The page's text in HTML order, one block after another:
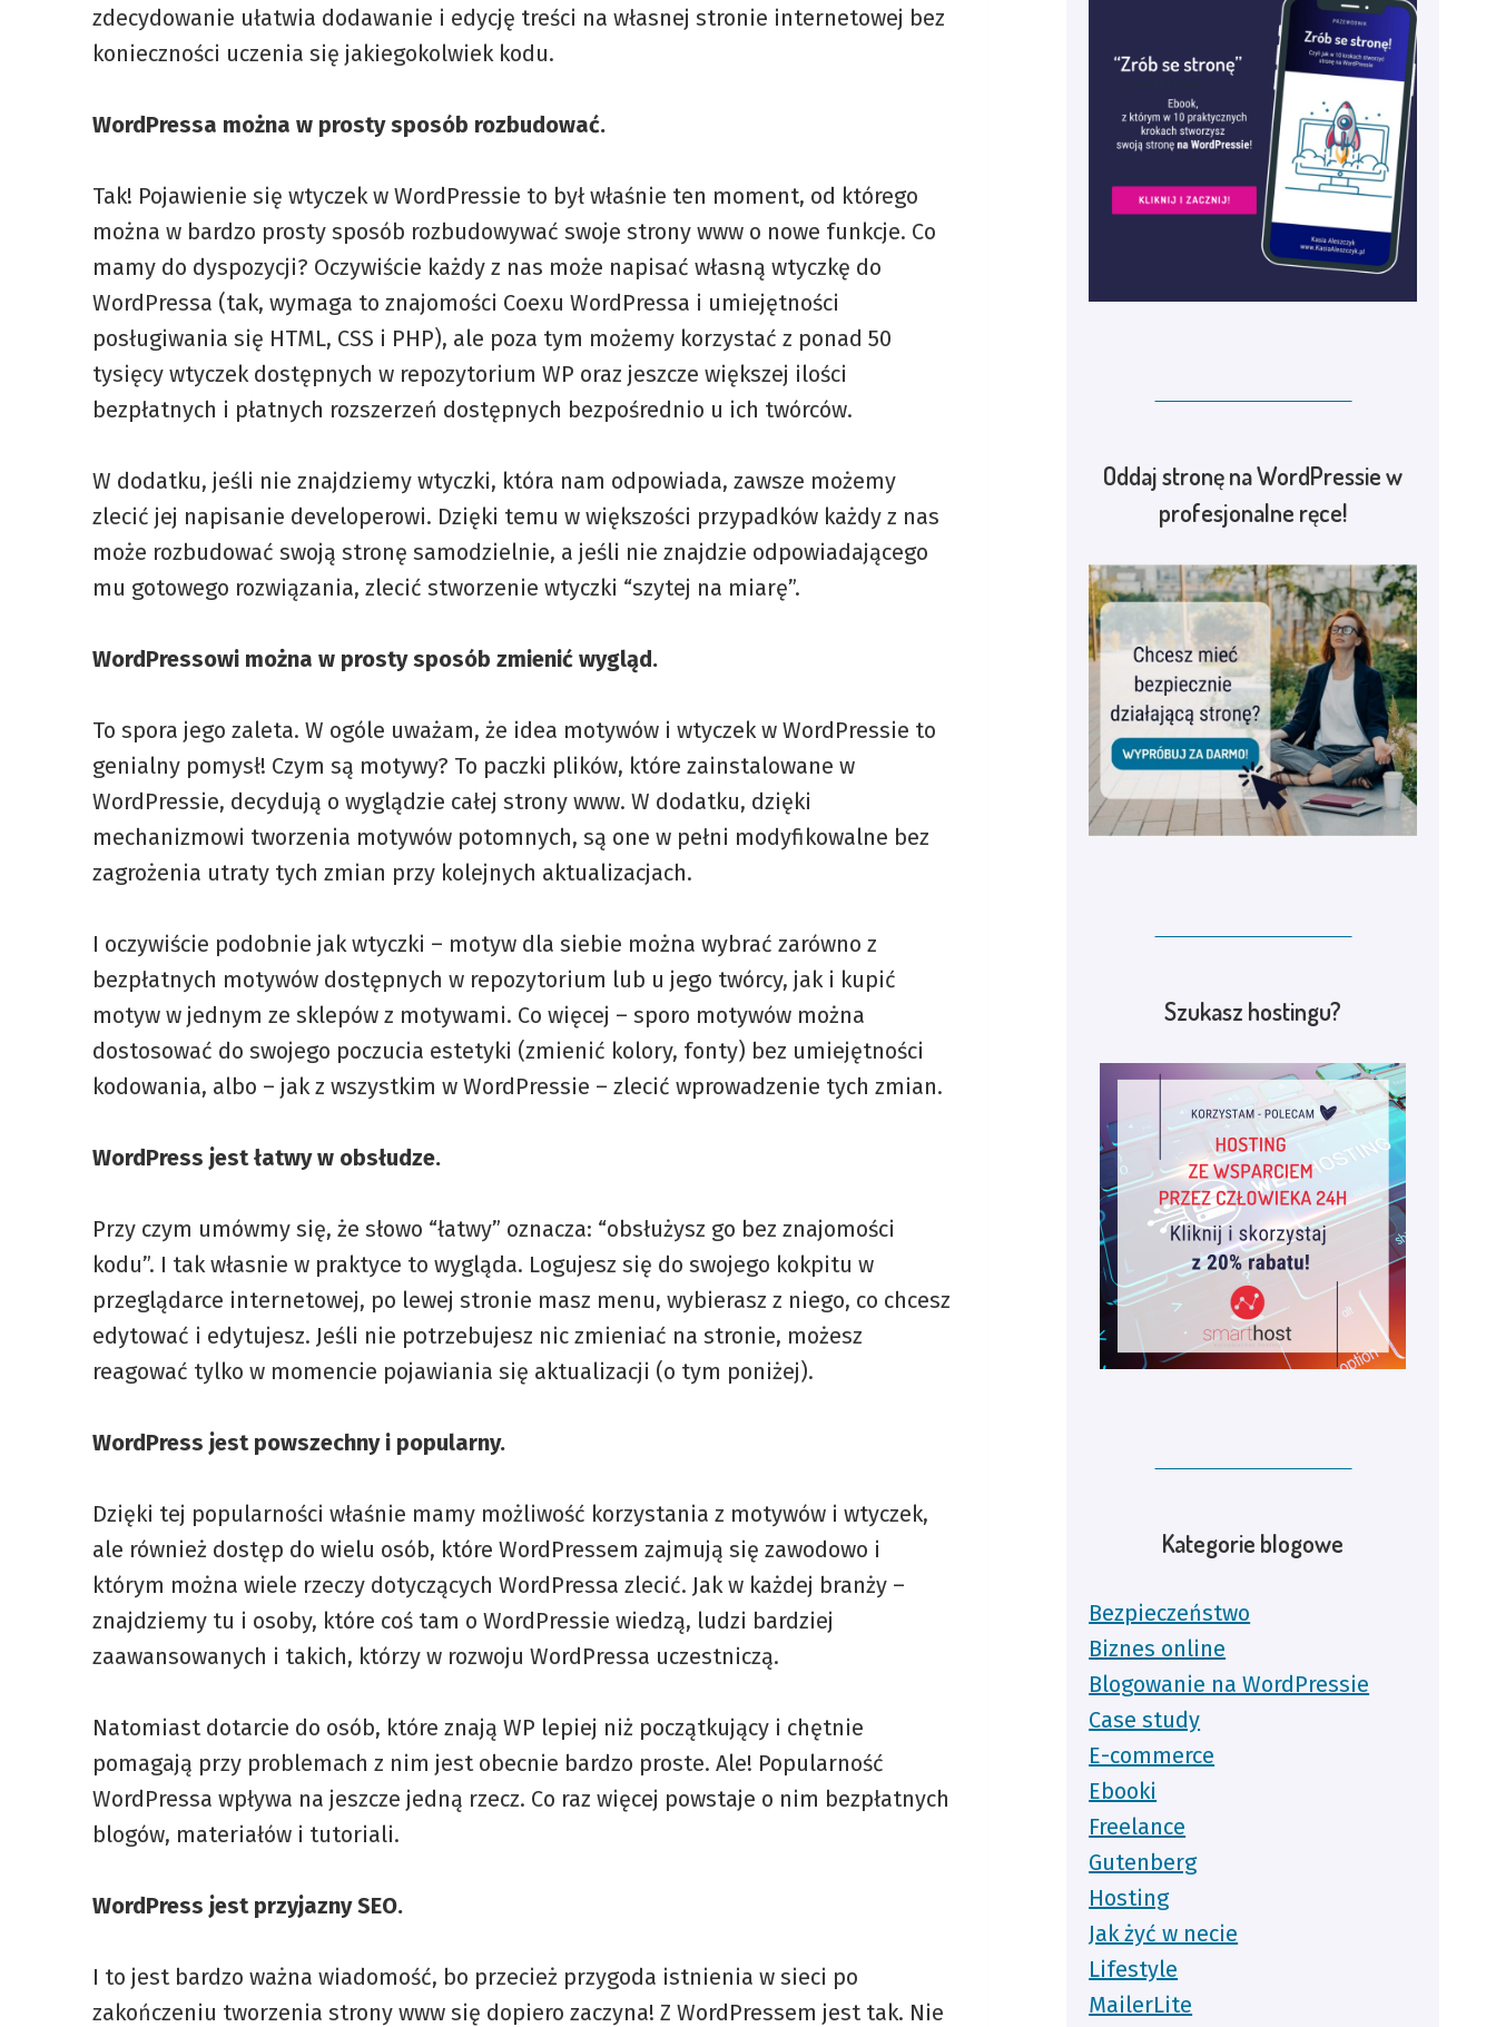
zdecydowanie ułatwia dodawanie i edycję treści na własnej stronie internetowej bez
konieczności uczenia się jakiegokolwiek kodu.
WordPressa można w prosty sposób rozbudować.
Tak! Pojawienie się wtyczek w WordPressie to był właśnie ten moment, od którego
można w bardzo prosty sposób rozbudowywać swoje strony www o nowe funkcje. Co
mamy do dyspozycji? Oczywiście każdy z nas może napisać własną wtyczkę do
WordPressa (tak, wymaga to znajomości Coexu WordPressa i umiejętności
posługiwania się HTML, CSS i PHP), ale poza tym możemy korzystać z ponad 50
tysięcy wtyczek dostępnych w repozytorium WP oraz jeszcze większej ilości
bezpłatnych i płatnych rozszerzeń dostępnych bezpośrednio u ich twórców.
W dodatku, jeśli nie znajdziemy wtyczki, która nam odpowiada, zawsze możemy
zlecić jej napisanie developerowi. Dzięki temu w większości przypadków każdy z nas
może rozbudować swoją stronę samodzielnie, a jeśli nie znajdzie odpowiadającego
mu gotowego rozwiązania, zlecić stworzenie wtyczki “szytej na miarę”.
WordPressowi można w prosty sposób zmienić wygląd.
To spora jego zaleta. W ogóle uważam, że idea motywów i wtyczek w WordPressie to
genialny pomysł! Czym są motywy? To paczki plików, które zainstalowane w
WordPressie, decydują o wyglądzie całej strony www. W dodatku, dzięki
mechanizmowi tworzenia motywów potomnych, są one w pełni modyfikowalne bez
zagrożenia utraty tych zmian przy kolejnych aktualizacjach.
I oczywiście podobnie jak wtyczki – motyw dla siebie można wybrać zarówno z
bezpłatnych motywów dostępnych w repozytorium lub u jego twórcy, jak i kupić
motyw w jednym ze sklepów z motywami. Co więcej – sporo motywów można
dostosować do swojego poczucia estetyki (zmienić kolory, fonty) bez umiejętności
kodowania, albo – jak z wszystkim w WordPressie – zlecić wprowadzenie tych zmian.
WordPress jest łatwy w obsłudze.
Przy czym umówmy się, że słowo “łatwy” oznacza: “obsłużysz go bez znajomości
kodu”. I tak własnie w praktyce to wygląda. Logujesz się do swojego kokpitu w
przeglądarce internetowej, po lewej stronie masz menu, wybierasz z niego, co chcesz
edytować i edytujesz. Jeśli nie potrzebujesz nic zmieniać na stronie, możesz
reagować tylko w momencie pojawiania się aktualizacji (o tym poniżej).
WordPress jest powszechny i popularny.
Dzięki tej popularności właśnie mamy możliwość korzystania z motywów i wtyczek,
ale również dostęp do wielu osób, które WordPressem zajmują się zawodowo i
którym można wiele rzeczy dotyczących WordPressa zlecić. Jak w każdej branży –
znajdziemy tu i osoby, które coś tam o WordPressie wiedzą, ludzi bardziej
zaawansowanych i takich, którzy w rozwoju WordPressa uczestniczą.
Natomiast dotarcie do osób, które znają WP lepiej niż początkujący i chętnie
pomagają przy problemach z nim jest obecnie bardzo proste. Ale! Popularność
WordPressa wpływa na jeszcze jedną rzecz. Co raz więcej powstaje o nim bezpłatnych
blogów, materiałów i tutoriali.
WordPress jest przyjazny SEO.
I to jest bardzo ważna wiadomość, bo przecież przygoda istnienia w sieci po
zakończeniu tworzenia strony www się dopiero zaczyna! Z WordPressem jest tak. Nie
Oddaj stronę na WordPressie w
profesjonalne ręce!
Szukasz hostingu?
Kategorie blogowe
Bezpieczeństwo
Biznes online
Blogowanie na WordPressie
Case study
E-commerce
Ebooki
Freelance
Gutenberg
Hosting
Jak żyć w necie
Lifestyle
MailerLite